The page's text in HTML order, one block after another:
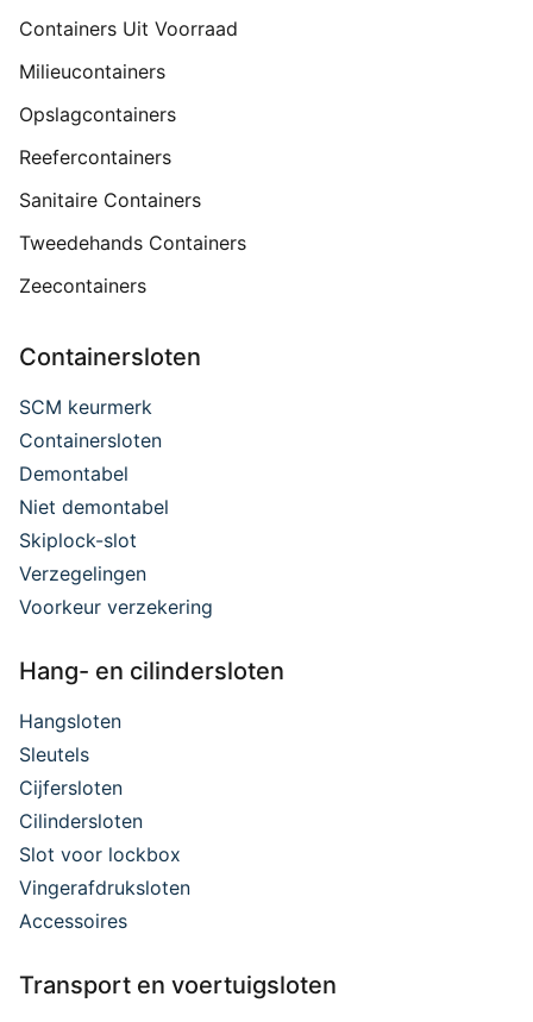
Containers Uit Voorraad
Milieucontainers
Opslagcontainers
Reefercontainers
Sanitaire Containers
Tweedehands Containers
Zeecontainers
Containersloten
SCM keurmerk
Containersloten
Demontabel
Niet demontabel
Skiplock-slot
Verzegelingen
Voorkeur verzekering
Hang- en cilindersloten
Hangsloten
Sleutels
Cijfersloten
Cilindersloten
Slot voor lockbox
Vingerafdruksloten
Accessoires
Transport en voertuigsloten